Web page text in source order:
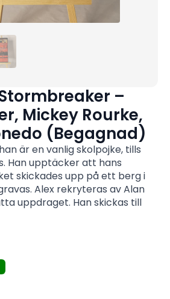
–
Mickey Rourke,
(Begagnad)
är en vanlig skolpojke, tills
Han upptäcker att hans
skickades upp på ett berg i
Alex rekryteras av Alan
uppdraget. Han skickas till
ett nytt datorsystem,
skapat. Han planerar att ge
till alla skolor i landet, men